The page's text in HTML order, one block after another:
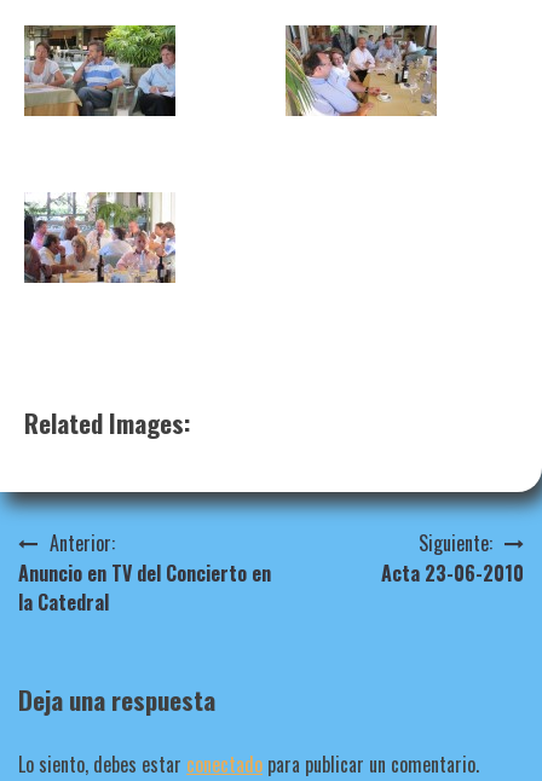
Related Images:
Navegación
de
Anterior:
Anuncio en TV del Concierto en
la Catedral
Siguiente:
Acta 23-06-2010
Deja una respuesta
Lo siento, debes estar conectado para publicar un comentario.